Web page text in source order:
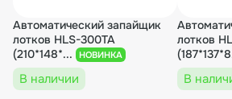
Автоматический запайщик
лотков HLS-300TA
(210*148*...
НОВИНКА
В наличии
лотков
В